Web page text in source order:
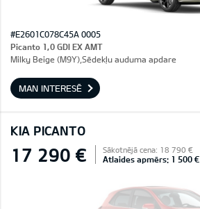
#E2601C078C45A 0005
Picanto 1,0 GDI EX AMT
Milky Beige (M9Y),Sēdekļu auduma apdare
MAN INTERESĒ
KIA PICANTO
17 290 € Sākotnējā cena: 18 790 €
Atlaides apmērs: 1 500 €